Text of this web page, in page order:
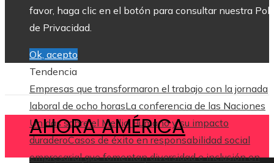
favor, haga clic en el botón para consultar nuestra
de Privacidad.
Ok, acepto
Tendencia
Empresas que transformaron el trabajo con la jornada
laboral de ocho horasLa conferencia de las Naciones
Unidas sobre el Medio Humano y su impacto
duraderoCasos de éxito en responsabilidad social
empresarial que fomentan diversidad e inclusión en
AHORA AMÉRICA